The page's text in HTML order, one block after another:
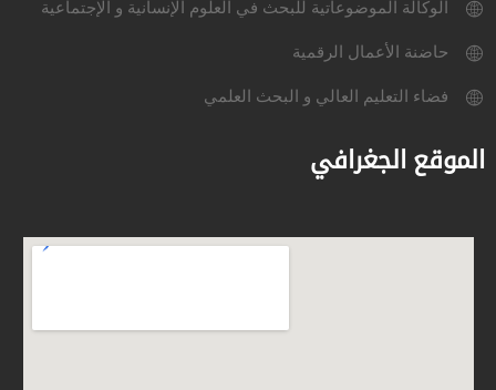
الوكالة الموضوعاتية للبحث في العلوم الإنسانية و الإجتماعية
حاضنة الأعمال الرقمية
فضاء التعليم العالي و البحث العلمي
الموقع الجغرافي